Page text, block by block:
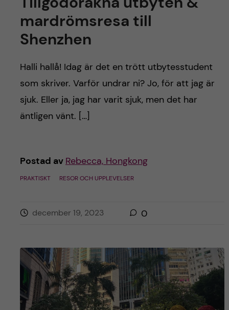
mardrömsresa till
Shenzhen
Halli hallå! Idag är det en trött utbytesstudent
som skriver. Varför undrar ni? Jo, för att jag är
sjuk. Eller ja, jag har varit sjuk, men det har
äntligen vänt. […]
Postad av Rebecca, Hongkong
PRAKTISKT RESOR OCH UPPLEVELSER
december 19, 2023 0